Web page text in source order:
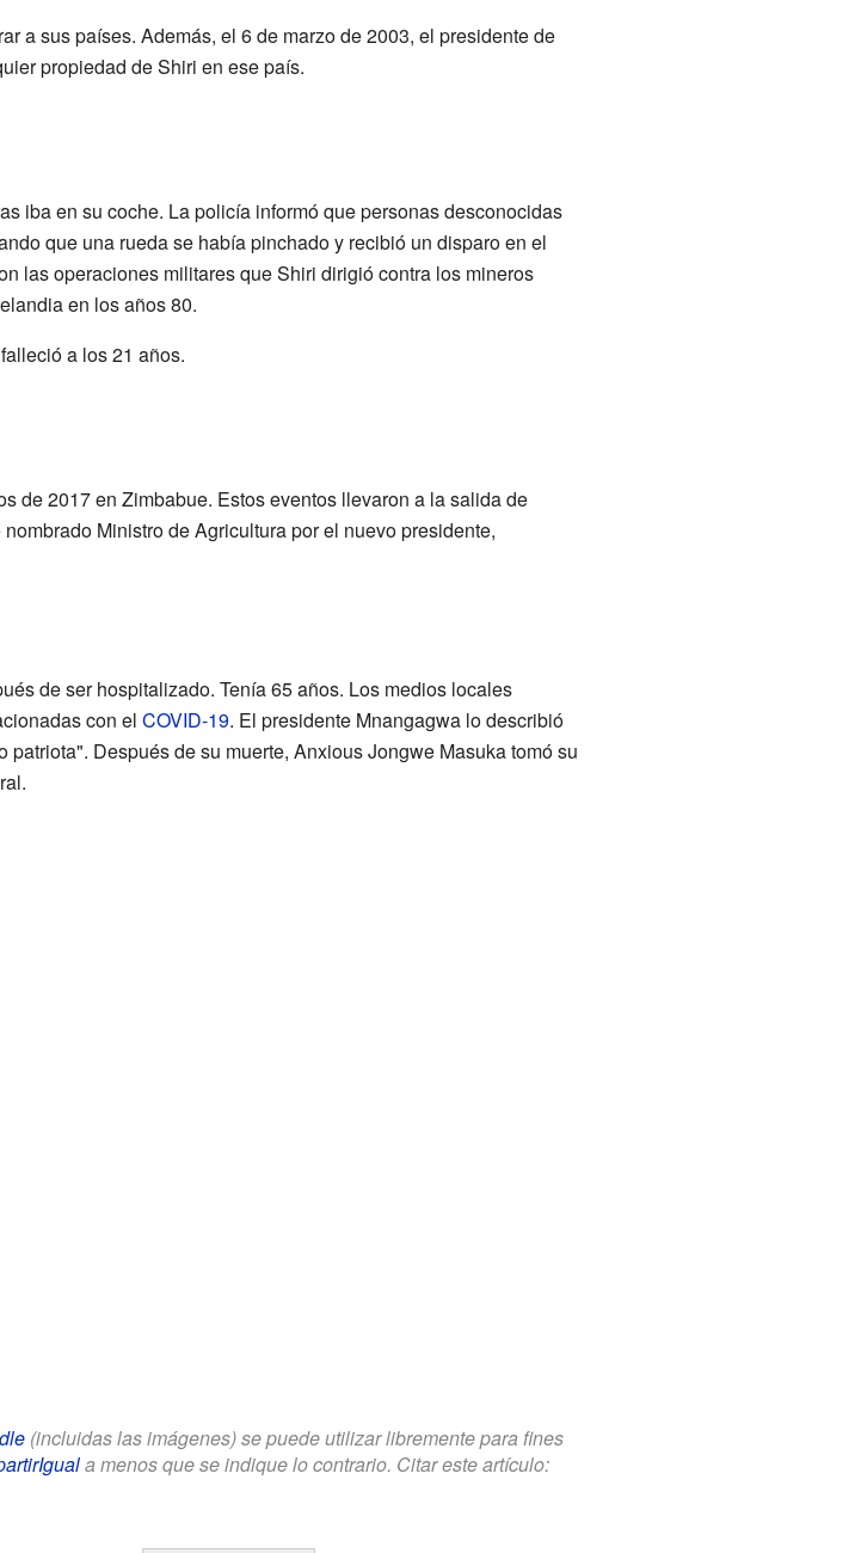
a sus países. Además, el 6 de marzo de 2003, el presidente de
propiedad de Shiri en ese país.
iba en su coche. La policía informó que personas desconocidas
que una rueda se había pinchado y recibió un disparo en el
las operaciones militares que Shiri dirigió contra los mineros
en los años 80.
a los 21 años.
de 2017 en Zimbabue. Estos eventos llevaron a la salida de
Ministro de Agricultura por el nuevo presidente,
de ser hospitalizado. Tenía 65 años. Los medios locales
con el COVID-19. El presidente Mnangagwa lo describió
Después de su muerte, Anxious Jongwe Masuka tomó su
(incluidas las imágenes) se puede utilizar libremente para fines
a menos que se indique lo contrario. Citar este artículo: